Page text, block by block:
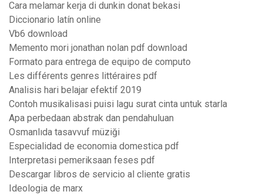
Cara melamar kerja di dunkin donat bekasi
Diccionario latín online
Vb6 download
Memento mori jonathan nolan pdf download
Formato para entrega de equipo de computo
Les différents genres littéraires pdf
Analisis hari belajar efektif 2019
Contoh musikalisasi puisi lagu surat cinta untuk starla
Apa perbedaan abstrak dan pendahuluan
Osmanlıda tasavvuf müziği
Especialidad de economia domestica pdf
Interpretasi pemeriksaan feses pdf
Descargar libros de servicio al cliente gratis
Ideologia de marx